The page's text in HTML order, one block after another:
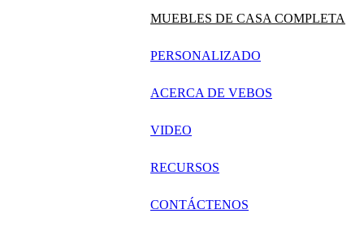
français
MUEBLES DE CASA COMPLETA
PERSONALIZADO
ACERCA DE VEBOS
VIDEO
RECURSOS
CONTÁCTENOS